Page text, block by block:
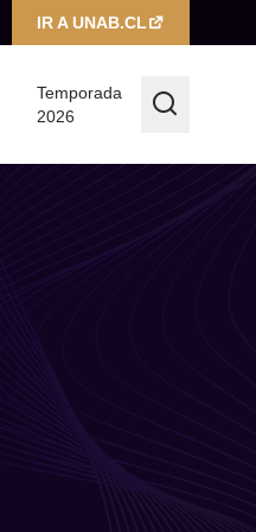
IR A UNAB.CL
Temporada
2026